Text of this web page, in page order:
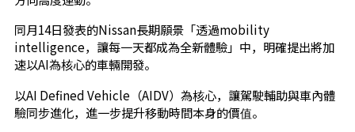
同月14日發表的Nissan長期願景「透過mobility
intelligence，讓每一天都成為全新體驗」中，明確提出將加
速以AI為核心的車輛開發。
以AI Defined Vehicle（AIDV）為核心，讓駕駛輔助與車內體
驗同步進化，進一步提升移動時間本身的價值。